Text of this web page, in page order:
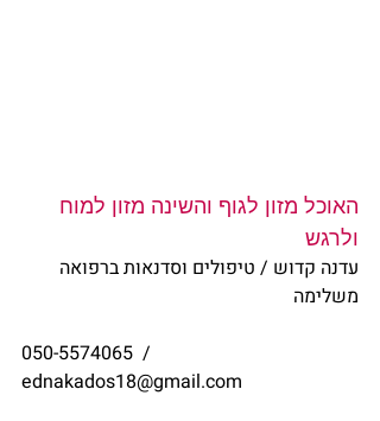
האוכל מזון לגוף והשינה מזון למוח
ולרגש
עדנה קדוש / טיפולים וסדנאות ברפואה
משלימה
050-5574065  /
ednakados18@gmail.com